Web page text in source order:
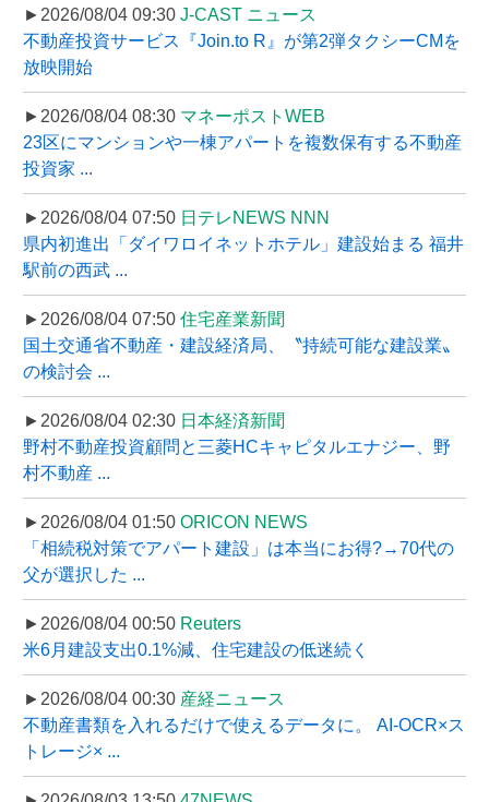
►2026/08/04 09:30 J-CAST ニュース
不動産投資サービス『Join.to R』が第2弾タクシーCMを
放映開始
►2026/08/04 08:30 マネーポストWEB
23区にマンションや一棟アパートを複数保有する不動産
投資家 ...
►2026/08/04 07:50 日テレNEWS NNN
県内初進出「ダイワロイネットホテル」建設始まる 福井
駅前の西武 ...
►2026/08/04 07:50 住宅産業新聞
国土交通省不動産・建設経済局、〝持続可能な建設業〟
の検討会 ...
►2026/08/04 02:30 日本経済新聞
野村不動産投資顧問と三菱HCキャピタルエナジー、野
村不動産 ...
►2026/08/04 01:50 ORICON NEWS
「相続税対策でアパート建設」は本当にお得?→70代の
父が選択した ...
►2026/08/04 00:50 Reuters
米6月建設支出0.1%減、住宅建設の低迷続く
►2026/08/04 00:30 産経ニュース
不動産書類を入れるだけで使えるデータに。 AI-OCR×ス
トレージ× ...